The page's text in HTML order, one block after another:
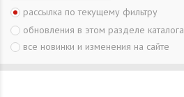
рассылка по текущему фильтру
обновления в этом разделе каталога
все новинки и изменения на сайте